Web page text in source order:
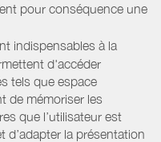
pour conséquence une
indispensables à la
d'accéder
tels que espace
de mémoriser les
que l’utilisateur est
d’adapter la présentation